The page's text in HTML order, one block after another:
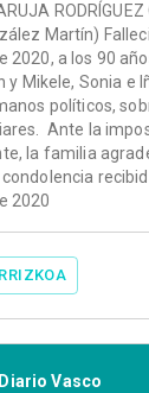
Martín)
2020, a los 90
y Mikele, Sonia e
políticos,
Ante la
la familia
2020
Diario Vasco